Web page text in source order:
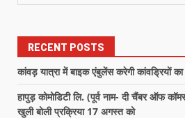
RECENT POSTS
कांवड़ यात्रा में बाइक एंबुलेंस करेगी कांवड्रियों
हापुड़ कोमोडिटी लि. (पूर्व नाम- दी चैंबर ऑफ
खुली बोली प्रक्रिया 17 अगस्त को